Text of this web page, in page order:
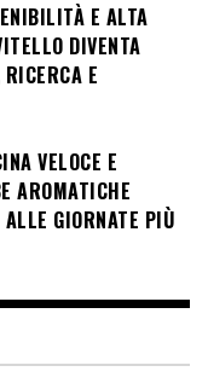
E ALTA
DIVENTA
E
VELOCE E
AROMATICHE
ALLE GIORNATE PIÙ